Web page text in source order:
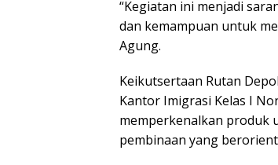
“Kegiatan ini menjadi
dan kemampuan untuk
Agung.
Keikutsertaan Rutan
Kantor Imigrasi Kelas I
memperkenalkan produk
pembinaan yang